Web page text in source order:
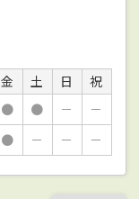
金 土 日
祝
● ● －
－
● － － －